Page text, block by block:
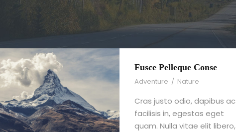
Fusce Pelleque Conse
Adventure / Nature
Cras justo odio, dapibus ac
facilisis in, egestas eget
quam. Nulla vitae elit libero,